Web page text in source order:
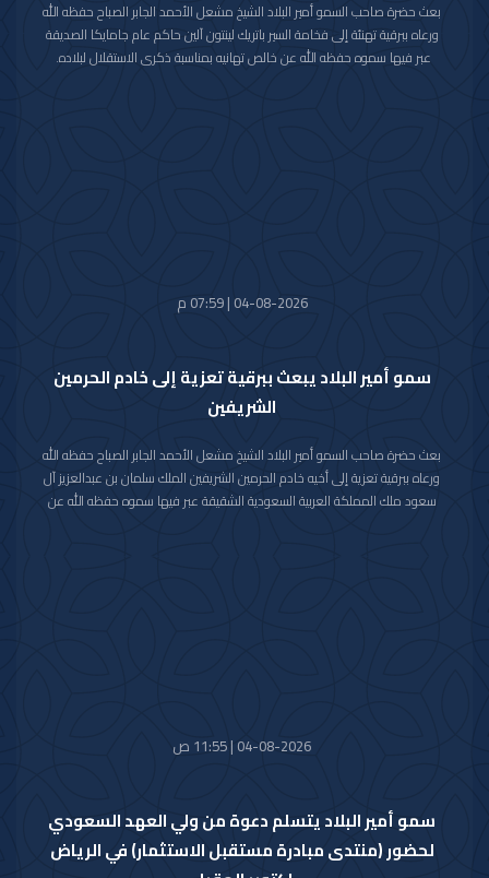
بعث حضرة صاحب السمو أمير البلاد الشيخ مشعل الأحمد الجابر الصباح حفظه الله
ورعاه ببرقية تهنئة إلى فخامة السير باتريك لينتون آلين حاكم عام جامايكا الصديقة
عبر فيها سموه حفظه الله عن خالص تهانيه بمناسبة ذكرى الاستقلال لبلاده.
04-08-2026 | 07:59 م
سمو أمير البلاد يبعث ببرقية تعزية إلى خادم الحرمين
الشريفين
بعث حضرة صاحب السمو أمير البلاد الشيخ مشعل الأحمد الجابر الصباح حفظه الله
ورعاه ببرقية تعزية إلى أخيه خادم الحرمين الشريفين الملك سلمان بن عبدالعزيز آل
سعود ملك المملكة العربية السعودية الشقيقة عبر فيها سموه حفظه الله عن
04-08-2026 | 11:55 ص
سمو أمير البلاد يتسلم دعوة من ولي العهد السعودي
لحضور (منتدى مبادرة مستقبل الاستثمار) في الرياض